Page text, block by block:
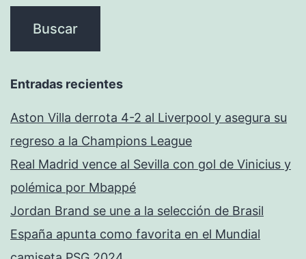
Entradas recientes
Aston Villa derrota 4-2 al Liverpool y asegura su
regreso a la Champions League
Real Madrid vence al Sevilla con gol de Vinicius y
polémica por Mbappé
Jordan Brand se une a la selección de Brasil
España apunta como favorita en el Mundial